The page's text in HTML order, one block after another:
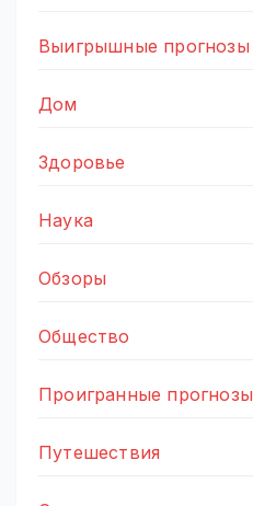
Выигрышные прогнозы
Дом
Здоровье
Наука
Обзоры
Общество
Проигранные прогнозы
Путешествия